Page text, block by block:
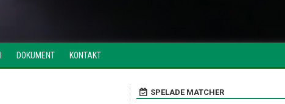
DOKUMENT KONTAKT
SPELADE MATCHER